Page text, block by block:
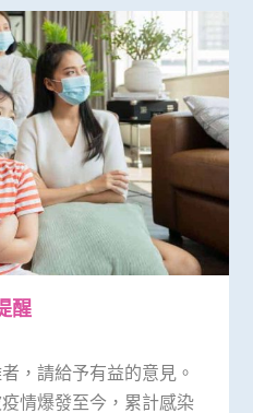
醒
，請給予有益的意見。
情爆發至今，累計感染